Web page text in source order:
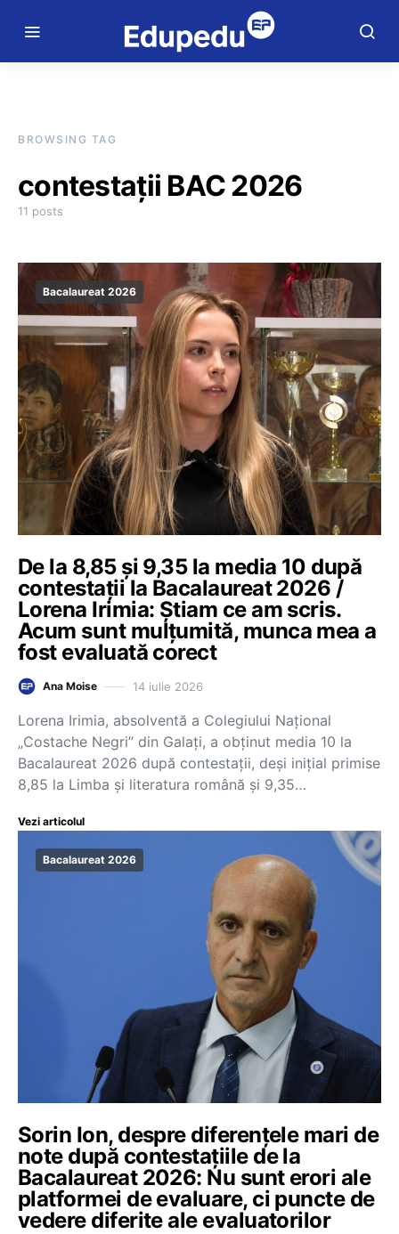
BROWSING TAG
contestații BAC 2026
11 posts
Bacalaureat 2026
De la 8,85 și 9,35 la media 10 după
contestații la Bacalaureat 2026 /
Lorena Irimia: Știam ce am scris.
Acum sunt mulțumită, munca mea a
fost evaluată corect
Ana Moise 14 iulie 2026
Lorena Irimia, absolventă a Colegiului Național
„Costache Negri” din Galați, a obținut media 10 la
Bacalaureat 2026 după contestații, deși inițial primise
8,85 la Limba și literatura română și 9,35…
Vezi articolul
Bacalaureat 2026
Sorin Ion, despre diferențele mari de
note după contestațiile de la
Bacalaureat 2026: Nu sunt erori ale
platformei de evaluare, ci puncte de
vedere diferite ale evaluatorilor